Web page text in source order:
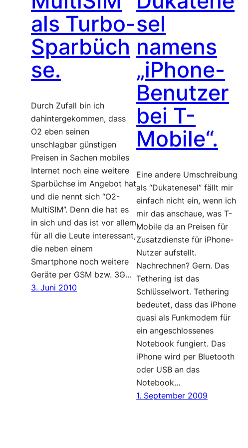
als Turbo-
Sparbüch
se.
Durch Zufall bin ich
dahintergekommen, dass
O2 eben seinen
unschlagbar günstigen
Preisen in Sachen mobiles
Internet noch eine weitere
Sparbüchse im Angebot hat
und die nennt sich “O2-
MultiSIM”. Denn die hat es
in sich und das ist vor allem
für all die Leute interessant,
die neben einem
Smartphone noch weitere
Geräte per GSM bzw. 3G…
3. Juni 2010
sel
namens
„iPhone-
Benutzer
bei T-
Mobile“.
Eine andere Umschreibung
als “Dukatenesel” fällt mir
einfach nicht ein, wenn ich
mir das anschaue, was T-
Mobile da an Preisen für
Zusatzdienste für iPhone-
Nutzer aufstellt.
Nachrechnen? Gern. Das
Tethering ist das
Schlüsselwort. Tethering
bedeutet, dass das iPhone
quasi als Funkmodem für
ein angeschlossenes
Notebook fungiert. Das
iPhone wird per Bluetooth
oder USB an das
Notebook…
1. September 2009